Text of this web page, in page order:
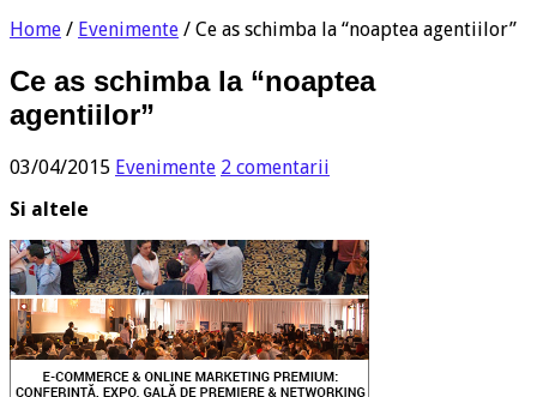
Home / Evenimente / Ce as schimba la “noaptea agentiilor”
Ce as schimba la “noaptea
agentiilor”
03/04/2015 Evenimente 2 comentarii
Si altele